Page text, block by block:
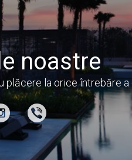
noastre
plăcere la orice întrebăre a